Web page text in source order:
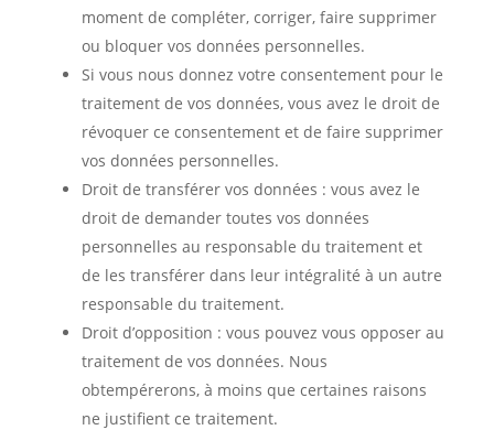
moment de compléter, corriger, faire supprimer
ou bloquer vos données personnelles.
Si vous nous donnez votre consentement pour le
traitement de vos données, vous avez le droit de
révoquer ce consentement et de faire supprimer
vos données personnelles.
Droit de transférer vos données : vous avez le
droit de demander toutes vos données
personnelles au responsable du traitement et
de les transférer dans leur intégralité à un autre
responsable du traitement.
Droit d’opposition : vous pouvez vous opposer au
traitement de vos données. Nous
obtempérerons, à moins que certaines raisons
ne justifient ce traitement.